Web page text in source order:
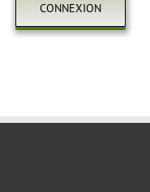
CONNEXION